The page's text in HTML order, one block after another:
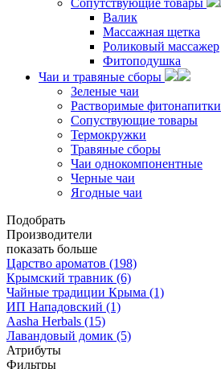
Сопутствующие товары
Валик
Массажная щетка
Роликовый массажер
Фитоподушка
Чаи и травяные сборы
Зеленые чаи
Растворимые фитонапитки
Сопуствующие товары
Термокружки
Травяные сборы
Чаи однокомпонентные
Черные чаи
Ягодные чаи
Подобрать
Производители
показать больше
Царство ароматов (198)
Крымский травник (6)
Чайные традиции Крыма (1)
ИП Нападовский (1)
Aasha Herbals (15)
Лавандовый домик (5)
Атрибуты
Фильтры